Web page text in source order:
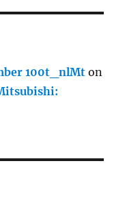
100t_nlMt on